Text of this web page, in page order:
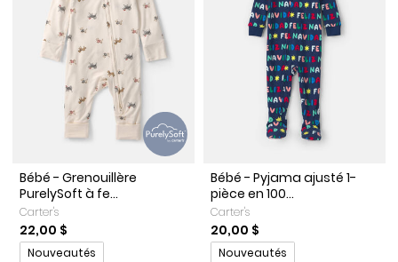
Bébé - Grenouillère
PurelySoft à fe...
Carter's
22,00 $
Promotions
Nouveautés
Bébé - Pyjama ajusté 1-
pièce en 100...
Carter's
20,00 $
Promotions
Nouveautés